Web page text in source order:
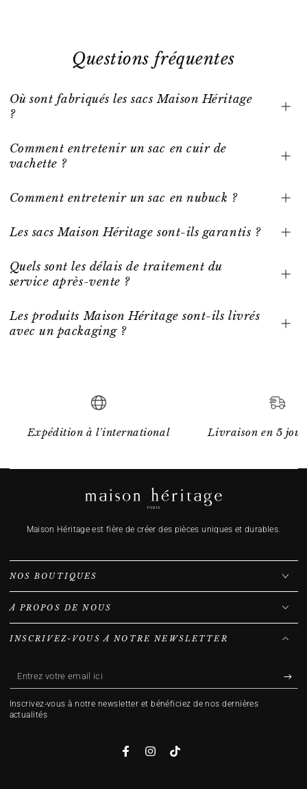
Questions fréquentes
Où sont fabriqués les sacs Maison Héritage
?
Comment entretenir un sac en cuir de
vachette ?
Comment entretenir un sac en nubuck ?
Les sacs Maison Héritage sont-ils garantis ?
Quels sont les délais de traitement du
service après-vente ?
Les produits Maison Héritage sont-ils livrés
avec un packaging ?
Expédition à l'international Livraison en 5
Maison Héritage est fière de créer des pièces uniques et durables.
NOS BOUTIQUES
À PROPOS DE NOUS
INSCRIVEZ-VOUS À NOTRE NEWSLETTER
Entrez
votre
email
Inscrivez-vous à notre newsletter et bénéficiez de nos dernières
actualités
FacebookInstagramTikTok